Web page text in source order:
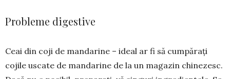
Probleme digestive
Ceai din coji de man­darine – ideal ar fi să cumpărați
cojile us­cate de mandarine de la un ma­gazin chi­ne­zesc.